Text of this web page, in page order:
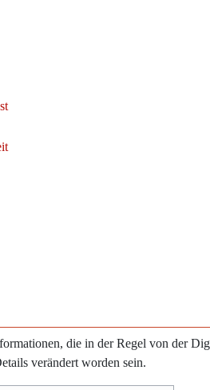
die in der Regel von der
verändert worden sein.